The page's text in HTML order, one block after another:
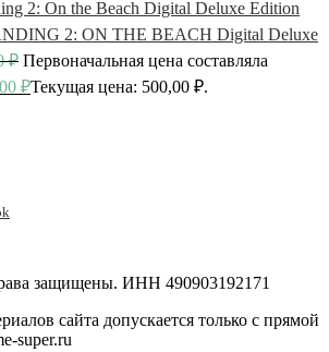
2: ON THE BEACH Digital Deluxe
₽ Первоначальная цена составляла
₽Текущая цена: 500,00 ₽.
защищены. ИНН 490903192171
сайта допускается только с прямой
super.ru